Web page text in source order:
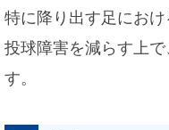
特に降り出す足にお
投球障害を減らす上
す。